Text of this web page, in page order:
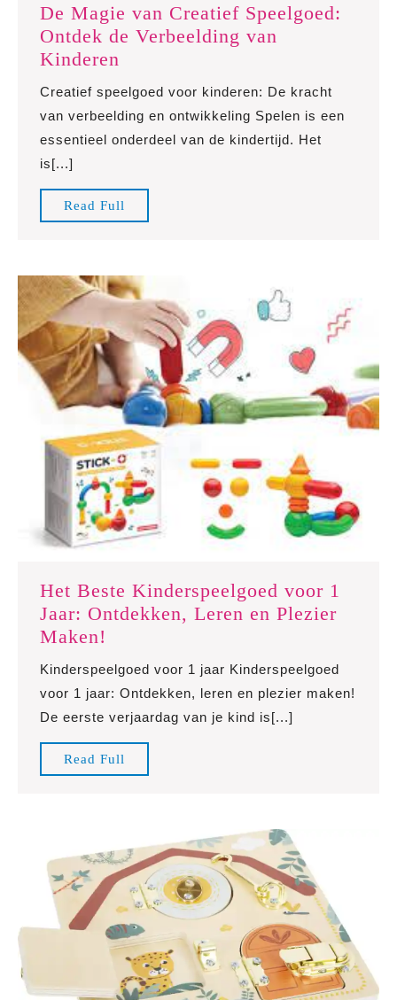
De Magie van Creatief Speelgoed:
Ontdek de Verbeelding van
Kinderen
van
Creatief
Speelgoed:
de
Verbeelding
Creatief speelgoed voor kinderen: De kracht
van verbeelding en ontwikkeling Spelen is een
essentieel onderdeel van de kindertijd. Het
is[...]
Read Full
Full
Het Beste Kinderspeelgoed voor 1
Jaar: Ontdekken, Leren en Plezier
Maken!
Beste
Kinderspeelgoed
voor
1
Jaar:
Ontdekken,
Plezier
Maken!
Kinderspeelgoed voor 1 jaar Kinderspeelgoed
voor 1 jaar: Ontdekken, leren en plezier maken!
De eerste verjaardag van je kind is[...]
Read Full
Full